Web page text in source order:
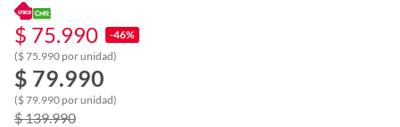
$ 75.990
-46%
($ 75.990 por unidad)
$ 79.990
($ 79.990 por unidad)
$ 139.990